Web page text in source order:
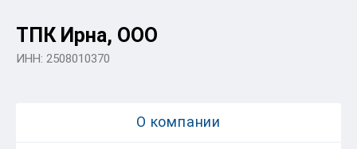
ТПК Ирна, ООО
ИНН: 2508010370
О компании